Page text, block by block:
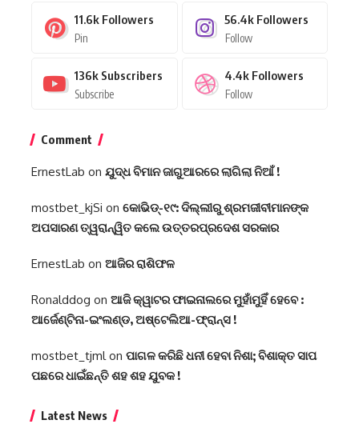
11.6k Followers
Pin
56.4k Followers
Follow
136k Subscribers
Subscribe
4.4k Followers
Follow
Comment
ErnestLab on ଯୁଦ୍ଧ ବିମାନ ଜାଗୁଆରରେ ଲାଗିଲା ନିଆଁ !
mostbet_kjSi on କୋଭିଡ୍-୧୯: ଦିଲ୍ଲୀରୁ ଶ୍ରମଜୀବୀମାନଙ୍କ
ଅପସାରଣ ତ୍ୱରାନ୍ୱିତ କଲେ ଉତ୍ତରପ୍ରଦେଶ ସରକାର
ErnestLab on ଆଜିର ରାଶିଫଳ
Ronalddog on ଆଜି କ୍ୱାଟର ଫାଇନାଲରେ ମୁହାଁମୁହିଁ ହେବେ :
ଆର୍ଜେଣ୍ଟିନା-ଇଂଲଣ୍ଡ, ଅଷ୍ଟେଲିଆ-ଫ୍ରାନ୍ସ !
mostbet_tjmlon ପାଗଳ କରିଛି ଧନୀ ହେବା ନିଶା; ବିଶାକ୍ତ ସାପ
ପଛରେ ଧାଇଁଛନ୍ତି ଶହ ଶହ ଯୁବକ !
Latest News